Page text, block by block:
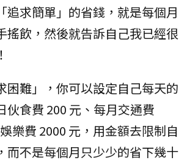
追求簡單」的省錢，就是每個月
搖飲，然後就告訴自己我已經很
困難」，你可以設定自己每天的
伙食費 200 元、每月交通費
樂費 2000 元，用金額去限制自
而不是每個月只少少的省下幾十